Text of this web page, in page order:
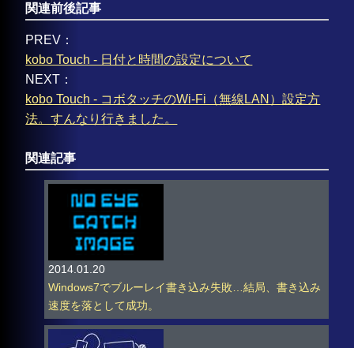
関連前後記事
PREV：
kobo Touch - 日付と時間の設定について
NEXT：
kobo Touch - コボタッチのWi-Fi（無線LAN）設定方
法。すんなり行きました。
関連記事
2014.01.20
Windows7でブルーレイ書き込み失敗…結局、書き込み
速度を落として成功。